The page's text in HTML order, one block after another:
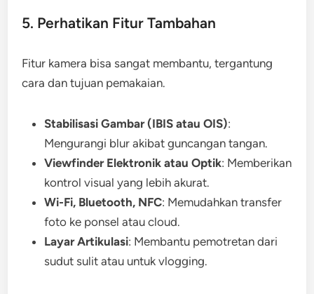
5. Perhatikan Fitur Tambahan
Fitur kamera bisa sangat membantu, tergantung
cara dan tujuan pemakaian.
Stabilisasi Gambar (IBIS atau OIS):
Mengurangi blur akibat guncangan tangan.
Viewfinder Elektronik atau Optik: Memberikan
kontrol visual yang lebih akurat.
Wi-Fi, Bluetooth, NFC: Memudahkan transfer
foto ke ponsel atau cloud.
Layar Artikulasi: Membantu pemotretan dari
sudut sulit atau untuk vlogging.